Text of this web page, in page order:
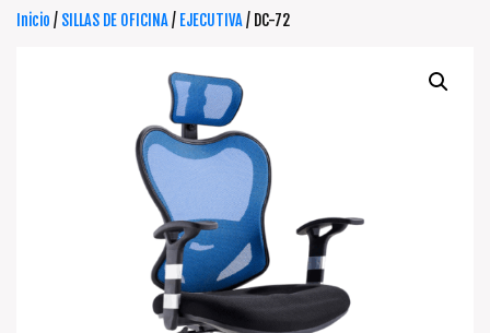
Inicio / SILLAS DE OFICINA/ EJECUTIVA/ DC-72